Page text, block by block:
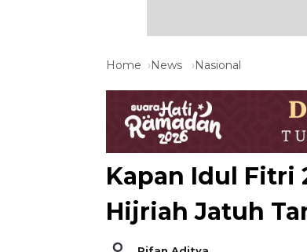
Home News Nasional
Kapan Idul Fitri
Hijriah Jatuh